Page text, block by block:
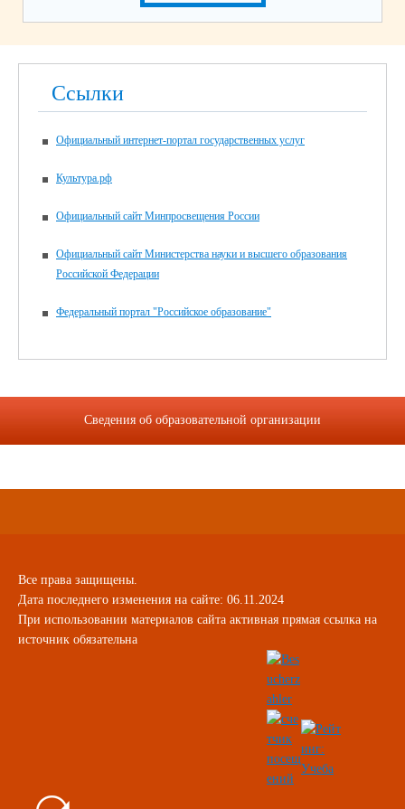
Ссылки
Официальный интернет-портал государственных услуг
Культура.рф
Официальный сайт Минпросвещения России
Официальный сайт Министерства науки и высшего образования
Российской Федерации
Федеральный портал "Российское образование"
Сведения об образовательной организации
Все права защищены.
Дата последнего изменения на сайте: 06.11.2024
При использовании материалов сайта активная прямая ссылка на
источник обязательна